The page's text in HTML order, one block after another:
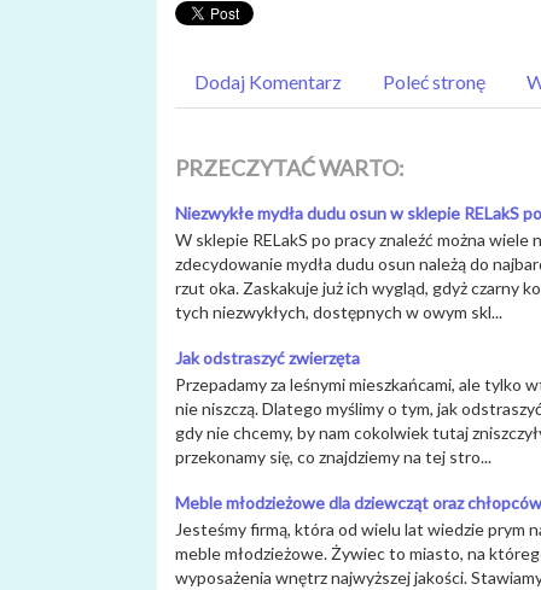
Dodaj Komentarz Poleć stronę
PRZECZYTAĆ WARTO:
Niezwykłe mydła dudu osun w sklepie RELakS
W sklepie RELakS po pracy znaleźć można
zdecydowanie mydła dudu osun należą do
rzut oka. Zaskakuje już ich wygląd, gdyż czarny
tych niezwykłych, dostępnych w owym skl...
Jak odstraszyć zwierzęta
Przepadamy za leśnymi mieszkańcami, ale tylko
nie niszczą. Dlatego myślimy o tym, jak
gdy nie chcemy, by nam cokolwiek tutaj
przekonamy się, co znajdziemy na tej stro...
Meble młodzieżowe dla dziewcząt oraz chłopców
Jesteśmy firmą, która od wielu lat wiedzie prym
meble młodzieżowe. Żywiec to miasto, na
wyposażenia wnętrz najwyższej jakości.